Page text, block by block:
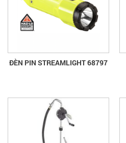
ĐÈN PIN STREAMLIGHT 68797